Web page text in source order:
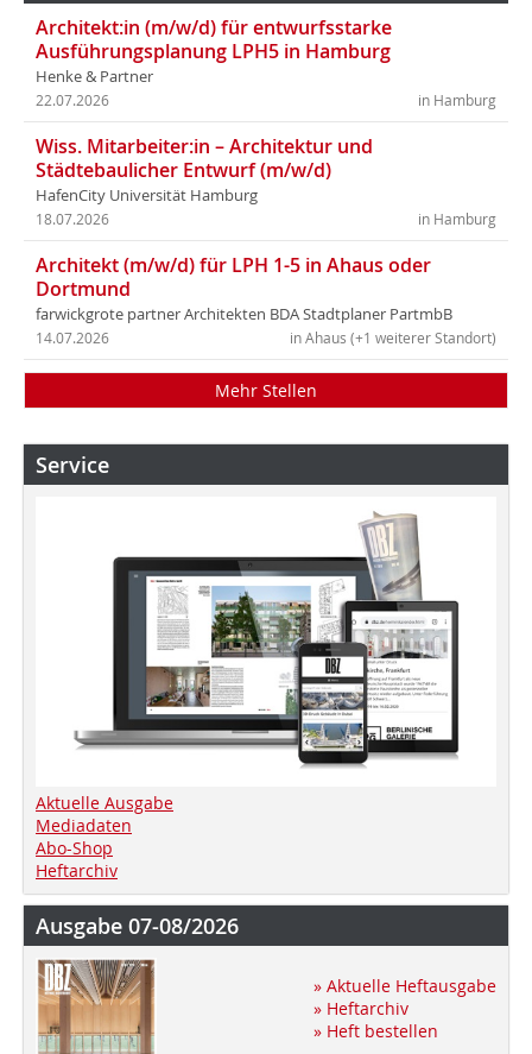
Architekt:in (m/w/d) für entwurfsstarke
Ausführungsplanung LPH5 in Hamburg
Henke & Partner
in Hamburg
22.07.2026
Wiss. Mitarbeiter:in – Architektur und
Städtebaulicher Entwurf (m/w/d)
HafenCity Universität Hamburg
in Hamburg
18.07.2026
Architekt (m/w/d) für LPH 1-5 in Ahaus oder
Dortmund
farwickgrote partner Architekten BDA Stadtplaner PartmbB
in Ahaus (+1 weiterer Standort)
14.07.2026
Mehr Stellen
Service
Aktuelle Ausgabe
Mediadaten
Abo-Shop
Heftarchiv
Ausgabe 07-08/2026
» Aktuelle Heftausgabe
» Heftarchiv
» Heft bestellen